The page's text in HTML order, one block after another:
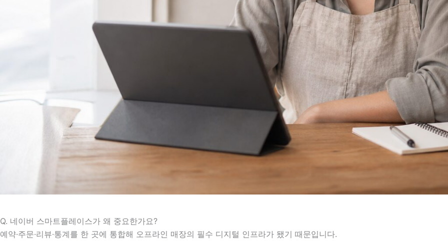
Q. 네이버 스마트플레이스가 왜 중요한가요?
예약·주문·리뷰·통계를 한 곳에 통합해 오프라인 매장의 필수 디지털 인프라가 됐기 때문입니다.